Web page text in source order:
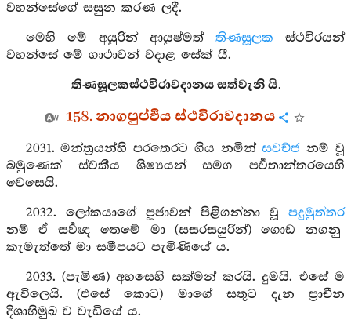
වහන්සේගේ සසුන කරණ ලදී.
මෙහි මේ අයුරින් ආයුෂ්මත් තිණසූලක ස්ථවිරයන්
වහන්සේ මේ ගාථාවන් වදාළ සේක් යී.
තිණසූලකස්ථවිරාවදානය සත්වැනි යි.
158. නාගපුප්ඵිය ස්ථවිරාවදානය
2031. මන්ත්‍රයන්හි පරතෙරට ගිය නමින්සවච්ජ නම් වූ
බමුණෙක් ස්වකීය ශිෂ්‍යයන් සමග පර්‍වතාන්තරයෙහි
වෙසෙයි.
2032. ලෝකයාගේ පූජාවන් පිළිගන්නා වූ පදුමුත්තර
නම් ඒ සර්‍වඥ තෙමේ මා (සසරසයුරින්) ගොඩ නගනු
කැමැත්තේ මා සමීපයට පැමිණියේ ය.
2033. (පැමිණ) අහසෙහි සක්මන් කරයි. දුමයි. එසේ ම
ඇවිලෙයි. (එසේ කොට) මාගේ සතුට දැන ප්‍රාචීන
දිශාභිමුඛ ව වැඩියේ ය.